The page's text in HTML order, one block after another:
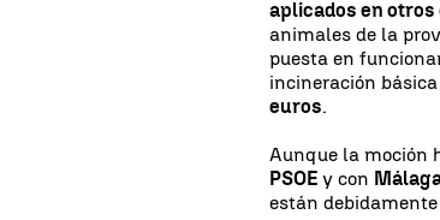
aplicados en
animales de la
puesta en
incineración
euros.
Aunque la moción
PSOEy con
están